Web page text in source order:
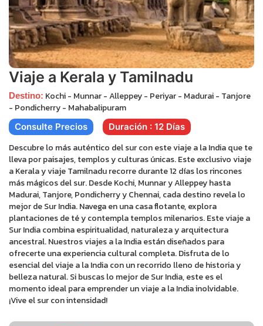
Viaje a Kerala y Tamilnadu
Destino: Kochi - Munnar - Alleppey - Periyar - Madurai - Tanjore
- Pondicherry - Mahabalipuram
Consulte Precios Duración : 12 Días
Descubre lo más auténtico del sur con este viaje a la India que te
lleva por paisajes, templos y culturas únicas. Este exclusivo viaje
a Kerala y viaje Tamilnadu recorre durante 12 días los rincones
más mágicos del sur. Desde Kochi, Munnar y Alleppey hasta
Madurai, Tanjore, Pondicherry y Chennai, cada destino revela lo
mejor de Sur India. Navega en una casa flotante, explora
plantaciones de té y contempla templos milenarios. Este viaje a
Sur India combina espiritualidad, naturaleza y arquitectura
ancestral. Nuestros viajes a la India están diseñados para
ofrecerte una experiencia cultural completa. Disfruta de lo
esencial del viaje a la India con un recorrido lleno de historia y
belleza natural. Si buscas lo mejor de Sur India, este es el
momento ideal para emprender un viaje a la India inolvidable.
¡Vive el sur con intensidad!